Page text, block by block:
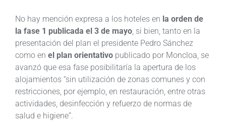
No hay mención expresa a los hoteles en la orden de
la fase 1 publicada el 3 de mayo , si bien, tanto en la
presentación del plan el presidente Pedro Sánchez
como en el plan orientativo publicado por Moncloa, se
avanzó que esa fase posibilitaría la apertura de los
alojamientos “sin utilización de zonas comunes y con
restricciones, por ejemplo, en restauración, entre otras
actividades, desinfección y refuerzo de normas de
salud e higiene”.